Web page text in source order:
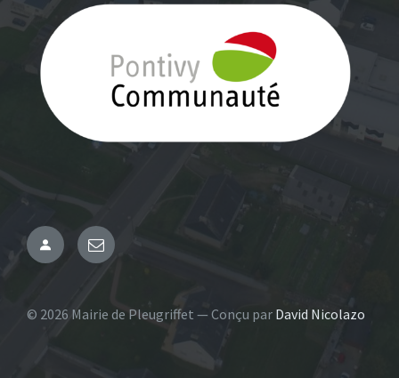
Administration
Email
© 2026 Mairie de Pleugriffet — Conçu par David Nicolazo